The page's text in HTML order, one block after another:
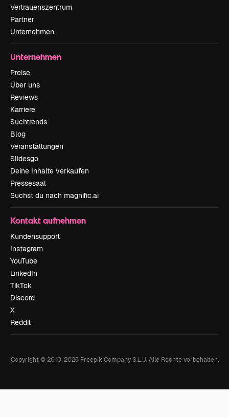
Vertrauenszentrum
Partner
Unternehmen
Unternehmen
Preise
Über uns
Reviews
Karriere
Suchtrends
Blog
Veranstaltungen
Slidesgo
Deine Inhalte verkaufen
Pressesaal
Suchst du nach magnific.ai
Kontakt aufnehmen
Kundensupport
Instagram
YouTube
LinkedIn
TikTok
Discord
X
Reddit
Copyright © 2010-2026Freepik Company S.L.U. Alle Rechte vorbehalten.